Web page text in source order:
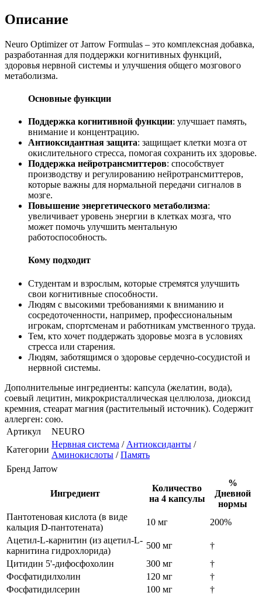
Описание
Neuro Optimizer от Jarrow Formulas – это комплексная добавка,
разработанная для поддержки когнитивных функций,
здоровья нервной системы и улучшения общего мозгового
метаболизма.
Основные функции
Поддержка когнитивной функции: улучшает память,
внимание и концентрацию.
Антиоксидантная защита: защищает клетки мозга от
окислительного стресса, помогая сохранить их здоровье.
Поддержка нейротрансмиттеров: способствует
производству и регулированию нейротрансмиттеров,
которые важны для нормальной передачи сигналов в
мозге.
Повышение энергетического метаболизма:
увеличивает уровень энергии в клетках мозга, что
может помочь улучшить ментальную
работоспособность.
Кому подходит
Студентам и взрослым, которые стремятся улучшить
свои когнитивные способности.
Людям с высокими требованиями к вниманию и
сосредоточенности, например, профессиональным
игрокам, спортсменам и работникам умственного труда.
Тем, кто хочет поддержать здоровье мозга в условиях
стресса или старения.
Людям, заботящимся о здоровье сердечно-сосудистой и
нервной системы.
Дополнительные ингредиенты: капсула (желатин, вода),
соевый лецитин, микрокристаллическая целлюлоза, диоксид
кремния, стеарат магния (растительный источник). Содержит
аллерген: сою.
Артикул
NEURO
Категории
Нервная система / Антиоксиданты /
Аминокислоты /Память
Бренд Jarrow
Ингредиент
Количество
на 4 капсулы
%
Дневной
нормы
Пантотеновая кислота (в виде
кальция D-пантотената)
10 мг
200%
Ацетил-L-карнитин (из ацетил-L-
карнитина гидрохлорида)
500 мг
†
Цитидин 5'-дифосфохолин
300 мг
†
Фосфатидилхолин
120 мг
†
Фосфатидилсерин
100 мг †